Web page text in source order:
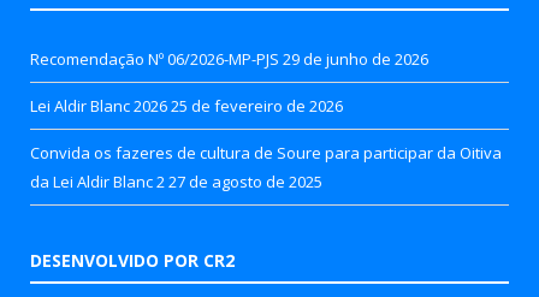
Recomendação Nº 06/2026-MP-PJS 29 de junho de 2026
Lei Aldir Blanc 202625 de fevereiro de 2026
Convida os fazeres de cultura de Soure para participar da Oitiva
da Lei Aldir Blanc 2 27 de agosto de 2025
DESENVOLVIDO POR CR2